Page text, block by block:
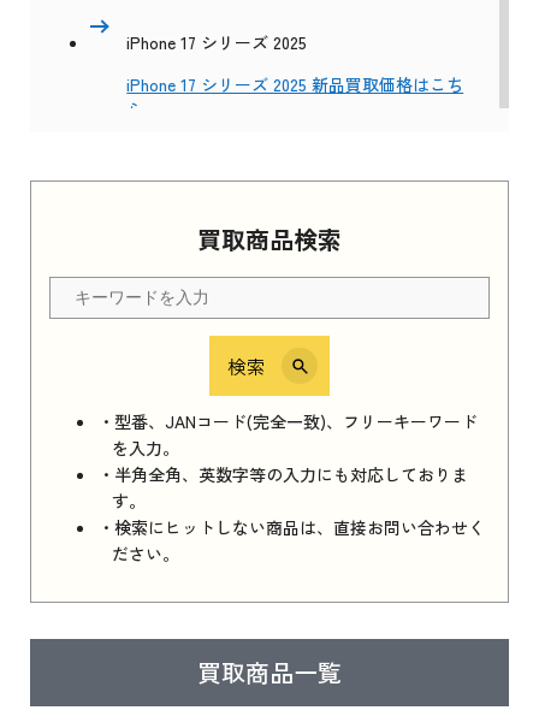
買取商品検索
検索
・型番、JANコード(完全一致)、フリーキーワード
を入力。
・半角全角、英数字等の入力にも対応しておりま
す。
・検索にヒットしない商品は、直接お問い合わせく
ださい。
買取商品一覧
iPhone 17 シリーズ 2025
iPhone 17 シリーズ 2025 新品買取価格はこち
ら
Apple Watch Series 11 2025 新品買取価格はこ
ちら
iPhone 16e シリーズ 2025
iPhone 16e シリーズ 2025 新品買取価格はこち
ら
iPad 11インチ 2025年春モデル
はこちら